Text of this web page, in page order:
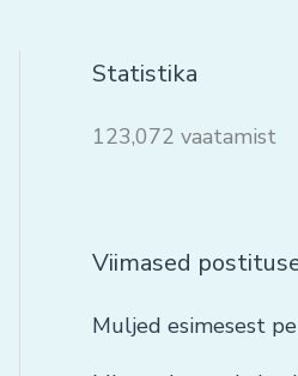
Statistika
123,072 vaatamist
Viimased
Muljed esimesest